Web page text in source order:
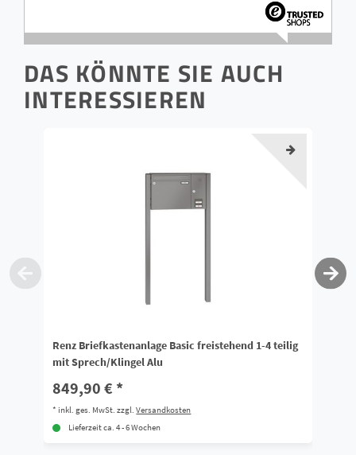
DAS KÖNNTE SIE AUCH
INTERESSIEREN
Renz Briefkastenanlage Basic freistehend 1-4 teilig
mit Sprech/Klingel Alu
849,90 € *
*inkl. ges. MwSt. zzgl.Versandkosten
Lieferzeit ca. 4 - 6 Wochen